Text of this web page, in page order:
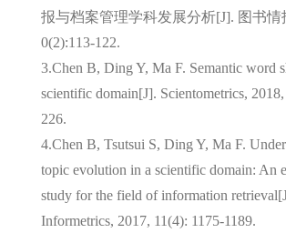
报与档案管理学科发展分析[J]. 图书情
0(2):113-122.
3.Chen B, Ding Y, Ma F. Semantic word
scientific domain[J]. Scientometrics,
226.
4.Chen B, Tsutsui S, Ding Y, Ma F.
topic evolution in a scientific domain: An
study for the field of information
Informetrics, 2017, 11(4): 1175-1189.